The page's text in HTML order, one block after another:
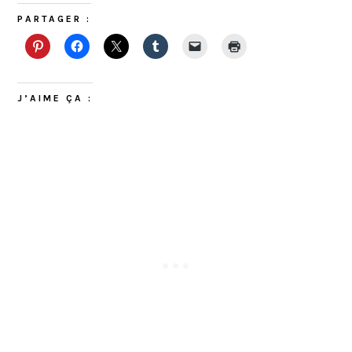
PARTAGER :
J’AIME ÇA :